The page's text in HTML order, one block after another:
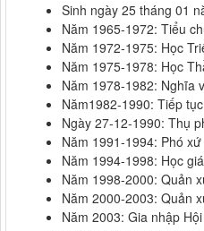
Sinh ngày 25 tháng 01
Năm 1965-1972: Tiểu
Năm 1972-1975: Học
Năm 1975-1978: Học
Năm 1978-1982: Nghĩa
Năm1982-1990: Tiếp
Ngày 27-12-1990: Thụ
Năm 1991-1994: Phó
Năm 1994-1998: Học
Năm 1998-2000: Quản
Năm 2000-2003: Quản
Năm 2003: Gia nhập